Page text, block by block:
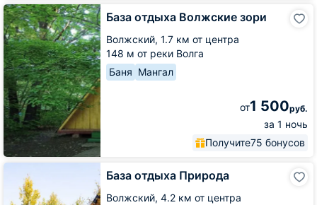
База отдыха Волжские зори
Волжский, 1.7 км от центра
148 м от реки Волга
Баня Мангал
от1 500руб.
за 1 ночь
Получите75 бонусов
База
отдыха
Волжские
зори
База отдыха Природа
Волжский, 4.2 км от центра
База
отдыха
Природа